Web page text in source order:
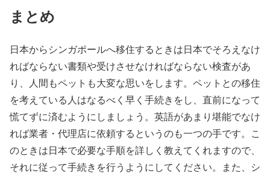
まとめ
日本からシンガポールへ移住するときは日本でそろえなけ
ればならない書類や受けさせなければならない検査があ
り、人間もペットも大変な思いをします。ペットとの移住
を考えている人はなるべく早く手続きをし、直前になって
慌てずに済むようにしましょう。英語があまり堪能でなけ
れば業者・代理店に依頼するというのも一つの手です。こ
のときは日本で必要な手順を詳しく教えてくれますので、
それに従って手続きを行うようにしてください。また、シ